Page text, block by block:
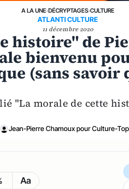
A LA UNE›DÉCRYPTAGES›CULTURE
ATLANTI CULTURE
11 décembre 2020
histoire" de
bienvenu
(sans savoir
"La morale de cette
Jean-Pierre Chamoux pour Culture-
Aa